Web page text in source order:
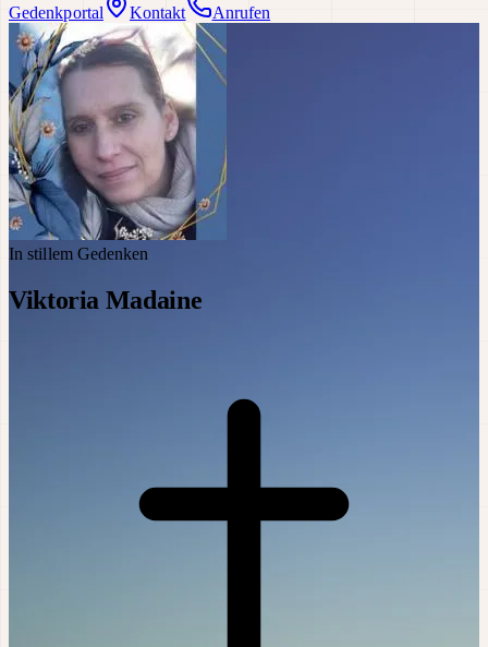
Gedenkportal Kontakt Anrufen
In stillem Gedenken
Viktoria Madaine